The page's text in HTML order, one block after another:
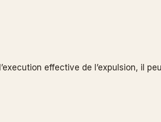
effective de l’expulsion, il